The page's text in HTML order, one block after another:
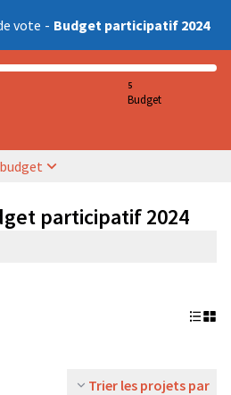
vote - Budget participatif 2024
5
Budget
participatif 2024
Trier les projets par